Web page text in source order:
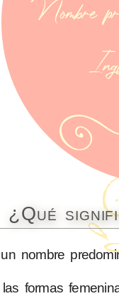
¿Qué
nombre
formas